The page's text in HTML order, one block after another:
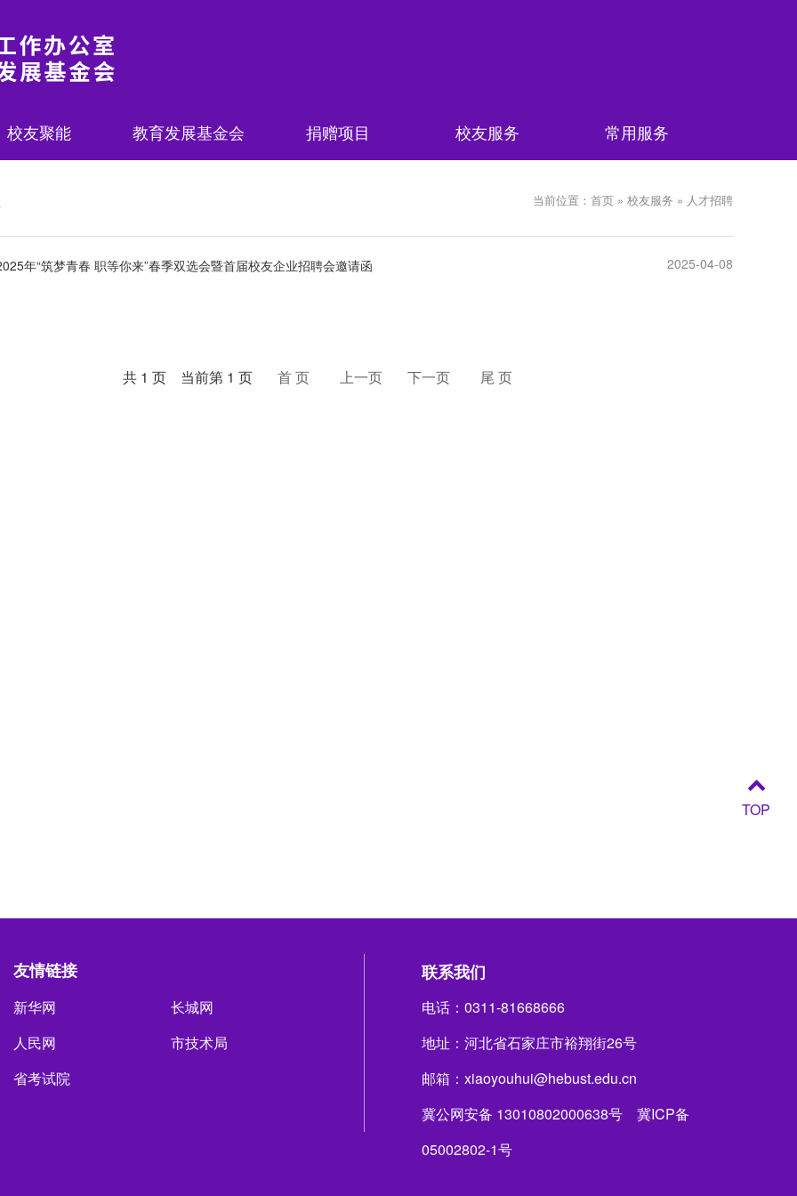
校友聚能 教育发展基金会 捐赠项目 校友服务 常用服务
当前位置：首页 » 校友服务 » 人才招聘
2025-04-08
年“筑梦青春 职等你来”春季双选会暨首届校友企业招聘会邀请函
共 1 页 当前第 1 页 首 页 上一页 下一页 尾 页
友情链接
新华网
长城网
人民网
市技术局
省考试院
联系我们
电话：0311-81668666
地址：河北省石家庄市裕翔街26号
邮箱：xiaoyouhui@hebust.edu.cn
冀公网安备 13010802000638号 冀ICP备
05002802-1号
TOP